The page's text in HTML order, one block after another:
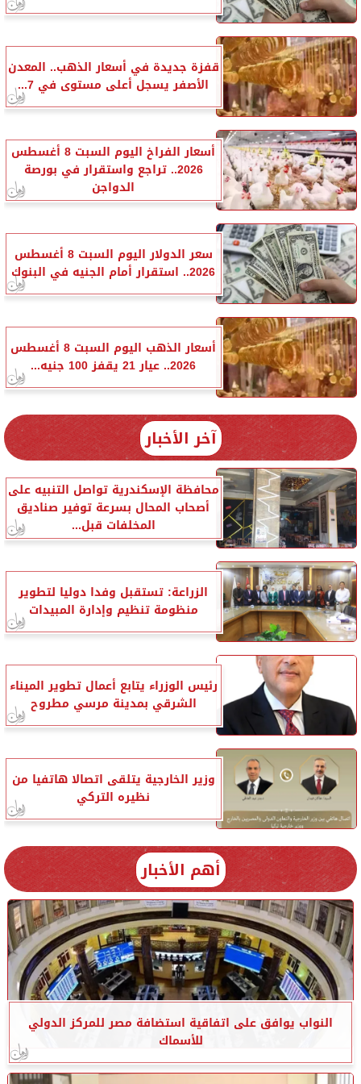
قفزة جديدة في أسعار الذهب.. المعدن
الأصفر يسجل أعلى مستوى في 7...
أسعار الفراخ اليوم السبت 8 أغسطس
2026.. تراجع واستقرار في بورصة
الدواجن
سعر الدولار اليوم السبت 8 أغسطس
2026.. استقرار أمام الجنيه في البنوك
أسعار الذهب اليوم السبت 8 أغسطس
2026.. عيار 21 يقفز 100 جنيه...
آخر الأخبار
محافظة الإسكندرية تواصل التنبيه على
أصحاب المحال بسرعة توفير صناديق
المخلفات قبل...
الزراعة: تستقبل وفدا دوليا لتطوير
منظومة تنظيم وإدارة المبيدات
رئيس الوزراء يتابع أعمال تطوير الميناء
الشرقي بمدينة مرسي مطروح
وزير الخارجية يتلقى اتصالا هاتفيا من
نظيره التركي
أهم الأخبار
النواب يوافق على اتفاقية استضافة مصر للمركز الدولي
للأسماك